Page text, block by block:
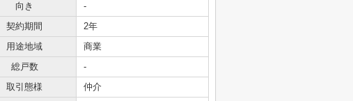
向き
-
契約期間
2年
用途地域
商業
総戸数
-
取引態様
仲介